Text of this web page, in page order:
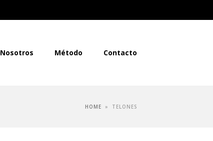
Nosotros Método Contacto
HOME » TELONES